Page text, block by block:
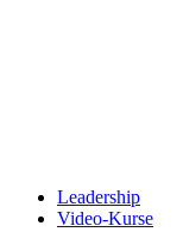
Leadership
Video-Kurse